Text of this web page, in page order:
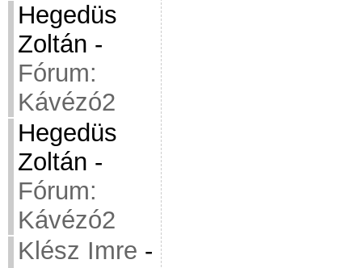
Hegedüs
Zoltán -
Fórum:
Kávézó2
Hegedüs
Zoltán -
Fórum:
Kávézó2
Klész Imre -